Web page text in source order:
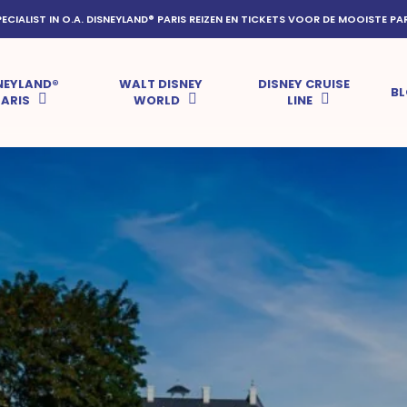
IN O.A. DISNEYLAND® PARIS REIZEN EN TICKETS VOOR DE MOOISTE
WALT DISNEY
WORLD
DISNEY CRUISE
LINE